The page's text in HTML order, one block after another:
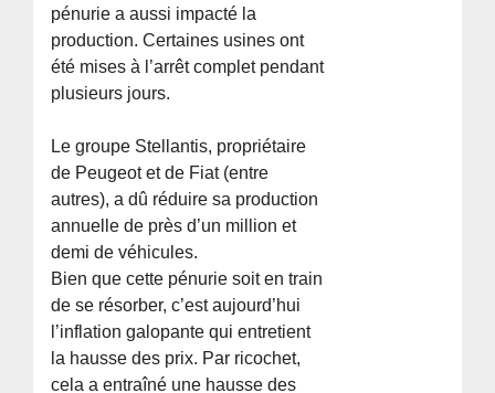
pénurie a aussi impacté la
production. Certaines usines ont
été mises à l’arrêt complet pendant
plusieurs jours.
Le groupe Stellantis, propriétaire
de Peugeot et de Fiat (entre
autres), a dû réduire sa production
annuelle de près d’un million et
demi de véhicules.
Bien que cette pénurie soit en train
de se résorber, c’est aujourd’hui
l’inflation galopante qui entretient
la hausse des prix. Par ricochet,
cela a entraîné une hausse des